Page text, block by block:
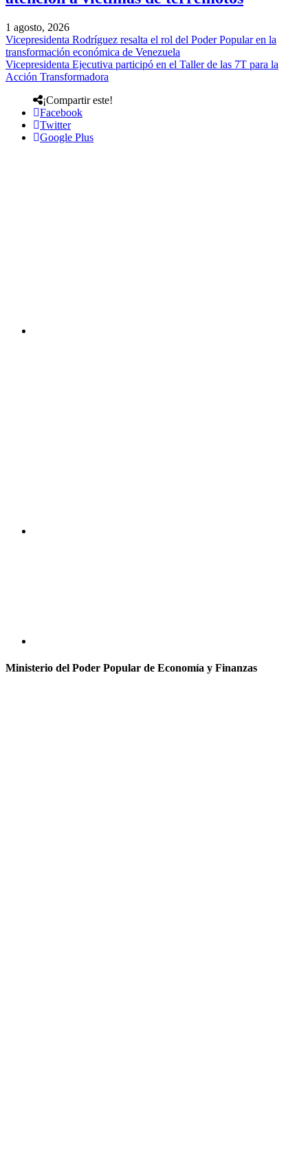
1 agosto, 2026
Vicepresidenta Rodríguez resalta el rol del Poder Popular en la
transformación económica de Venezuela
Vicepresidenta Ejecutiva participó en el Taller de las 7T para la
Acción Transformadora
¡Compartir este!
Facebook
Twitter
Google Plus
Ministerio del Poder Popular de Economía y Finanzas